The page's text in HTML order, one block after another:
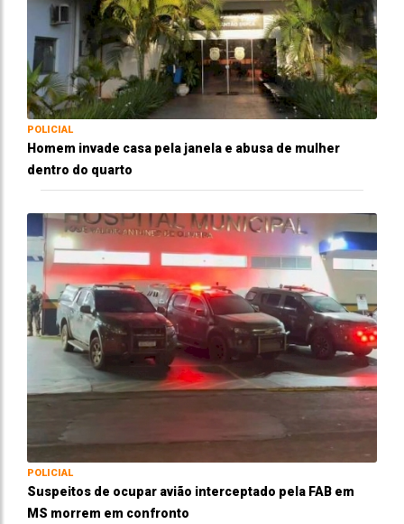
POLICIAL
Homem invade casa pela janela e abusa de mulher
dentro do quarto
POLICIAL
Suspeitos de ocupar avião interceptado pela FAB em
MS morrem em confronto